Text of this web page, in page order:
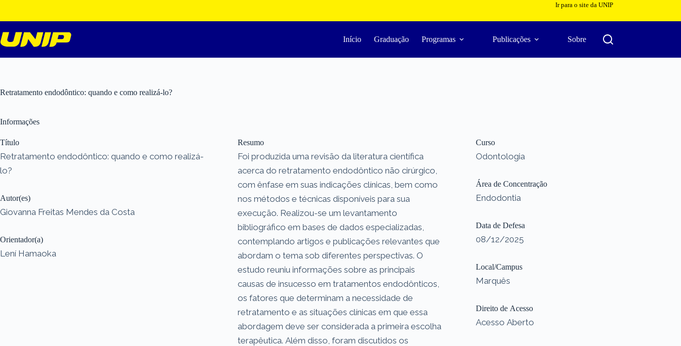
o
conteúdo
Ir para o site da UNIP
Início Graduação Programas Publicações Sobre
Retratamento endodôntico: quando e como realizá-lo?
Informações
Título
Retratamento endodôntico: quando e como realizá-
lo?
Autor(es)
Giovanna Freitas Mendes da Costa
Orientador(a)
Lení Hamaoka
Resumo
Foi produzida uma revisão da literatura científica
acerca do retratamento endodôntico não cirúrgico,
com ênfase em suas indicações clínicas, bem como
nos métodos e técnicas disponíveis para sua
execução. Realizou-se um levantamento
bibliográfico em bases de dados especializadas,
contemplando artigos e publicações relevantes que
abordam o tema sob diferentes perspectivas. O
estudo reuniu informações sobre as principais
causas de insucesso em tratamentos endodônticos,
os fatores que determinam a necessidade de
retratamento e as situações clínicas em que essa
abordagem deve ser considerada a primeira escolha
terapêutica. Além disso, foram discutidos os
Curso
Odontologia
Área de Concentração
Endodontia
Data de Defesa
08/12/2025
Local/Campus
Marquês
Direito de Acesso
Acesso Aberto